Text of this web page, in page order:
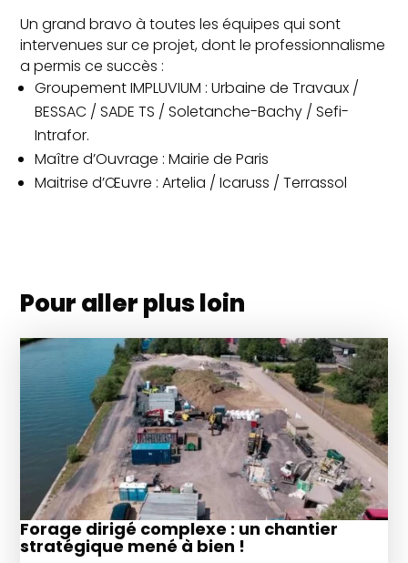
Un grand bravo à toutes les équipes qui sont
intervenues sur ce projet, dont le professionnalisme
a permis ce succès :
Groupement IMPLUVIUM : Urbaine de Travaux /
BESSAC / SADE TS / Soletanche-Bachy / Sefi-
Intrafor.
Maître d’Ouvrage : Mairie de Paris
Maitrise d’Œuvre : Artelia / Icaruss / Terrassol
Pour aller plus loin
Forage dirigé complexe : un chantier
stratégique mené à bien !